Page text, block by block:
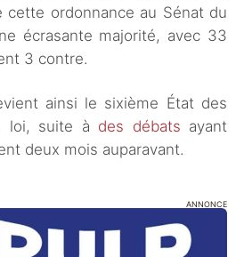
cette ordonnance au Sénat du
écrasante majorité, avec 33
3 contre.
ainsi le sixième État des
loi, suite à des débats ayant
deux mois auparavant.
ANNONCE